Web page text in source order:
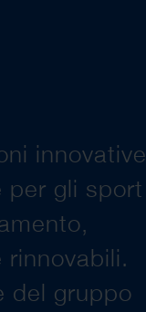
innovative
per gli sport
del gruppo